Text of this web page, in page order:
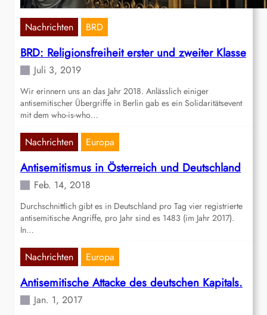
Nachrichten BRD
BRD: Religionsfreiheit erster und zweiter Klasse
Juli 3, 2019
Wir erinnern uns an das Jahr 2018. Anlässlich einiger
antisemitischer Übergriffe in Berlin gab es ein Solidaritätsevent
mit dem who-is-who…
Nachrichten Europa
Antisemitismus in Österreich und Deutschland
Feb. 14, 2018
Durchschnittlich gibt es in Deutschland pro Tag vier registrierte
antisemitische Angriffe, pro Jahr sind es 1483 (im Jahr 2017).
In…
Nachrichten Europa
Antisemitische Attacke des deutschen Kapitals.
Jan. 1, 2017